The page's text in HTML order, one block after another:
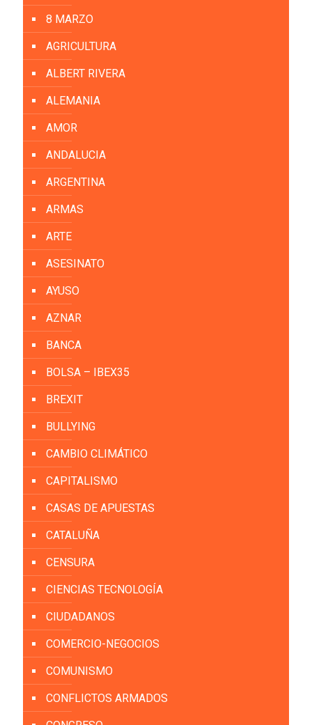
8 MARZO
AGRICULTURA
ALBERT RIVERA
ALEMANIA
AMOR
ANDALUCIA
ARGENTINA
ARMAS
ARTE
ASESINATO
AYUSO
AZNAR
BANCA
BOLSA – IBEX35
BREXIT
BULLYING
CAMBIO CLIMÁTICO
CAPITALISMO
CASAS DE APUESTAS
CATALUÑA
CENSURA
CIENCIAS TECNOLOGÍA
CIUDADANOS
COMERCIO-NEGOCIOS
COMUNISMO
CONFLICTOS ARMADOS